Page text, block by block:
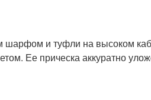
шарфом и туфли на высоком
Ее прическа аккуратно